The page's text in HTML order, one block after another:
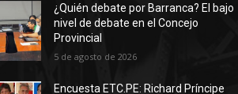
¿Quién debate por Barranca? El bajo
nivel de debate en el Concejo
Provincial
5 de agosto de 2026
Encuesta ETC.PE: Richard Príncipe